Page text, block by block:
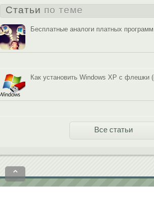
Статьи по теме
Бесплатные аналоги платных
Как установить Windows XP с флешки
Все статьи
⌃